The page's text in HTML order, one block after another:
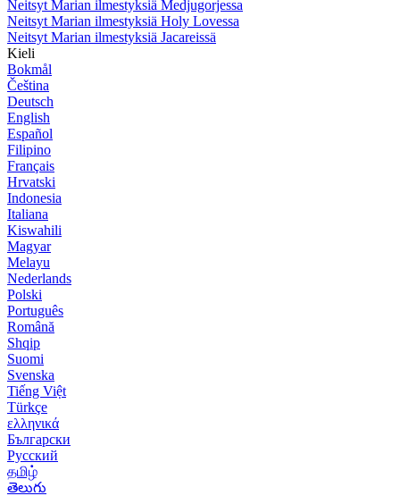
Neitsyt Marian ilmestyksiä Medjugorjessa
Neitsyt Marian ilmestyksiä Holy Lovessa
Neitsyt Marian ilmestyksiä Jacareissä
Kieli
Bokmål
Čeština
Deutsch
English
Español
Filipino
Français
Hrvatski
Indonesia
Italiana
Kiswahili
Magyar
Melayu
Nederlands
Polski
Português
Română
Shqip
Suomi
Svenska
Tiếng Việt
Türkçe
ελληνικά
Български
Русский
தமிழ்
తెలుగు